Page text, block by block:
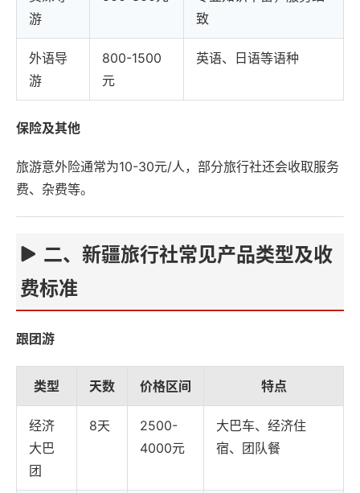
游
致
外语导
游
800-1500
元
英语、日语等语种
保险及其他
旅游意外险通常为10-30元/人，部分旅行社还会收取服务
费、杂费等。
二、新疆旅行社常见产品类型及收
费标准
跟团游
类型 天数 价格区间 特点
经济
大巴
团
8天
2500-
4000元
大巴车、经济住
宿、团队餐